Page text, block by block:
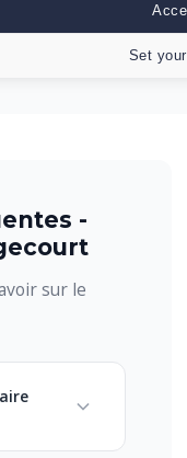
-
sur le
Set